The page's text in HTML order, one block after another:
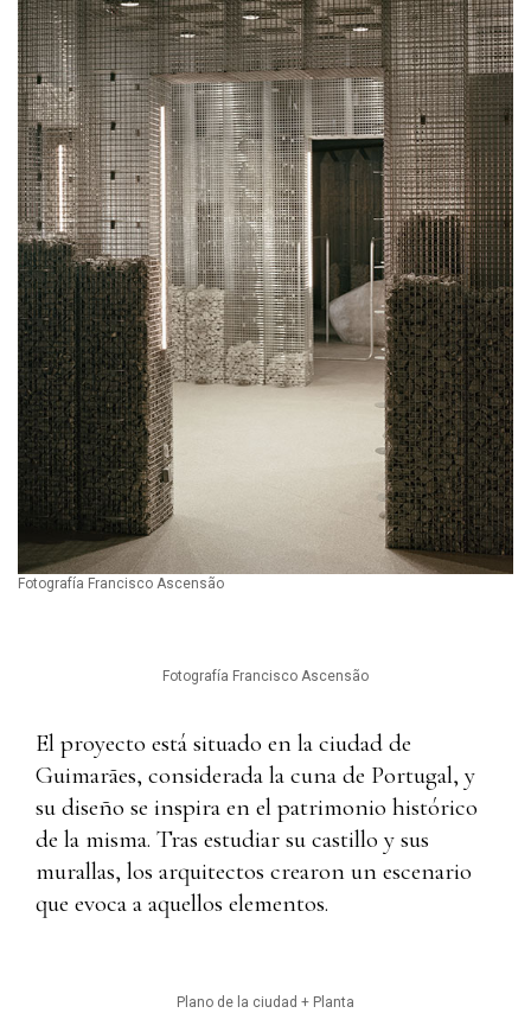
Fotografía Francisco Ascensão
Fotografía Francisco Ascensão
El proyecto está situado en la ciudad de
Guimarães, considerada la cuna de Portugal, y
su diseño se inspira en el patrimonio histórico
de la misma. Tras estudiar su castillo y sus
murallas, los arquitectos crearon un escenario
que evoca a aquellos elementos.
Plano de la ciudad + Planta